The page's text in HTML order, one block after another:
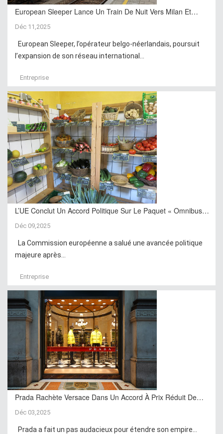
European Sleeper Lance Un Train De Nuit Vers Milan Et…
Déc 11,2025
European Sleeper, l’opérateur belgo-néerlandais, poursuit
l’expansion de son réseau international...
Entreprise
L’UE Conclut Un Accord Politique Sur Le Paquet « Omnibus…
Déc 09,2025
La Commission européenne a salué une avancée politique
majeure après...
Entreprise
Prada Rachète Versace Dans Un Accord À Prix Réduit De…
Déc 03,2025
Prada a fait un pas audacieux pour étendre son empire...